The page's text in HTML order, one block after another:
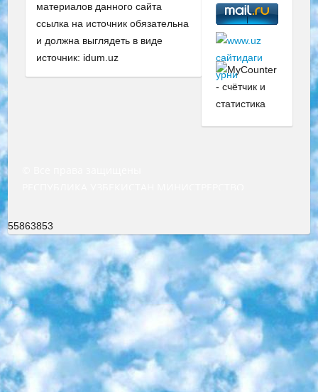
материалов данного сайта
ссылка на источник обязательна
и должна выглядеть в виде
источник: idum.uz
55863853